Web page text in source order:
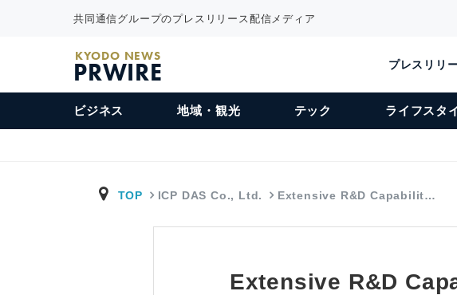
共同通信グループのプレスリリース配信メディア
KYODO NEWS
PRWIRE プレスリリ
ビジネス 地域・観光 テック ライフスタ
TOP ICP DAS Co., Ltd. Extensive R&D Capabilit…
Extensive R&D